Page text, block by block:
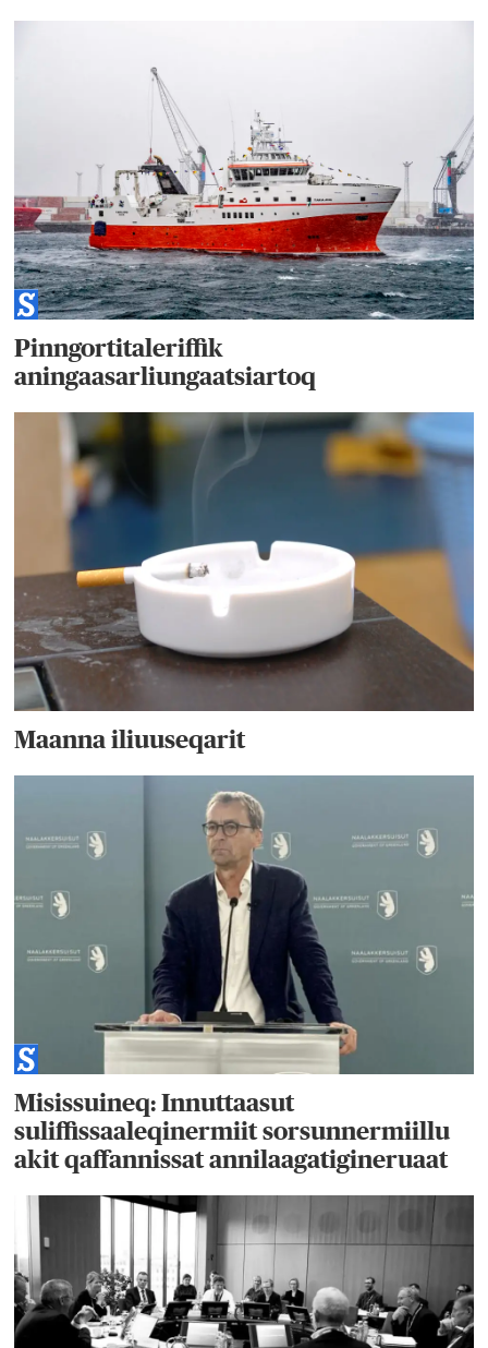
Pinngortitaleriffik
aningaasarliungaatsiartoq
Maanna iliuuseqarit
Misissuineq: Innuttaasut
suliffissaaleqinermiit sorsunnermiillu
akit qaffannissat annilaagatigineruaat